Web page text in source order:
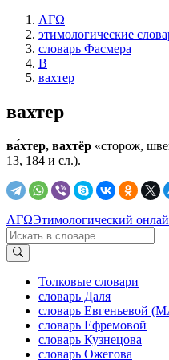
ΛΓΩ
этимологические
словарь Фасмера
В
вахтер
вахтер
ва́хтер, вахтёр «сторож,
13, 184 и сл.).
ΛΓΩЭтимологический
Толковые словари
словарь Даля
словарь Евгеньевой
словарь Ефремовой
словарь Кузнецова
словарь Ожегова